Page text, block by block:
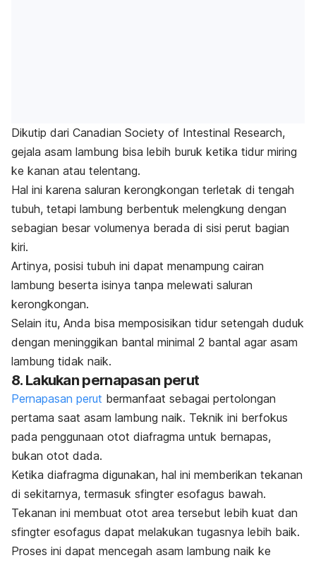
Dikutip dari Canadian Society of Intestinal Research,
gejala asam lambung bisa lebih buruk ketika tidur miring
ke kanan atau telentang.
Hal ini karena saluran kerongkongan terletak di tengah
tubuh, tetapi lambung berbentuk melengkung dengan
sebagian besar volumenya berada di sisi perut bagian
kiri.
Artinya, posisi tubuh ini dapat menampung cairan
lambung beserta isinya tanpa melewati saluran
kerongkongan.
Selain itu, Anda bisa memposisikan tidur setengah duduk
dengan meninggikan bantal minimal 2 bantal agar asam
lambung tidak naik.
8. Lakukan pernapasan perut
Pernapasan perut bermanfaat sebagai pertolongan
pertama saat asam lambung naik. Teknik ini berfokus
pada penggunaan otot diafragma untuk bernapas,
bukan otot dada.
Ketika diafragma digunakan, hal ini memberikan tekanan
di sekitarnya, termasuk sfingter esofagus bawah.
Tekanan ini membuat otot area tersebut lebih kuat dan
sfingter esofagus dapat melakukan tugasnya lebih baik.
Proses ini dapat mencegah asam lambung naik ke